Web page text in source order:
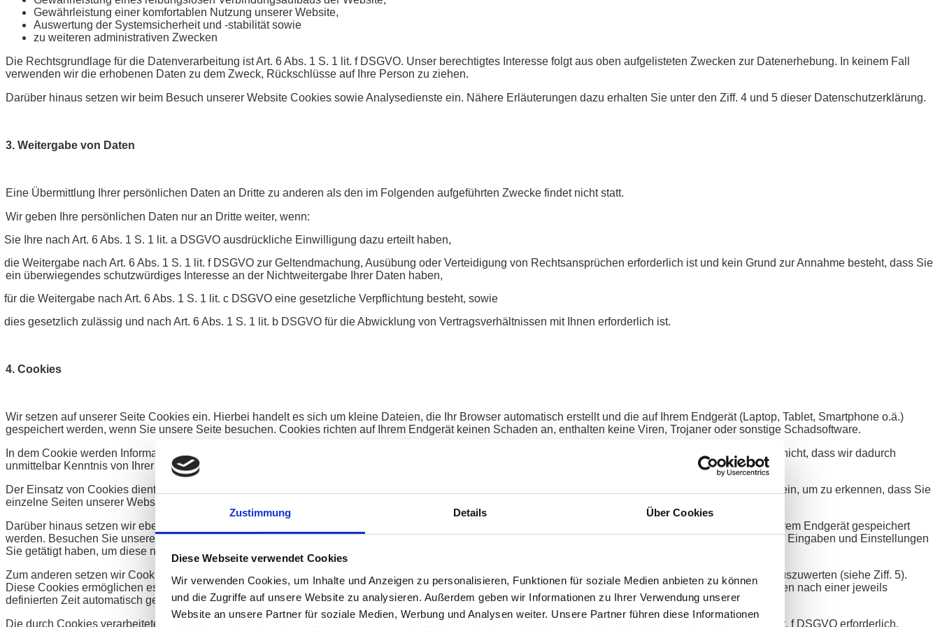
Zustimmung Details Über Cookies
Diese Webseite verwendet Cookies
Wir verwenden Cookies, um Inhalte und Anzeigen zu personalisieren, Funktionen für soziale Medien anbieten zu können
und die Zugriffe auf unsere Website zu analysieren. Außerdem geben wir Informationen zu Ihrer Verwendung unserer
Website an unsere Partner für soziale Medien, Werbung und Analysen weiter. Unsere Partner führen diese Informationen
Gewährleistung einer komfortablen Nutzung unserer Website,
Auswertung der Systemsicherheit und -stabilität sowie
zu weiteren administrativen Zwecken
Die Rechtsgrundlage für die Datenverarbeitung ist Art. 6 Abs. 1 S. 1 lit. f DSGVO. Unser berechtigtes Interesse folgt aus oben aufgelisteten Zwecken zur Datenerhebung. In keinem Fall
verwenden wir die erhobenen Daten zu dem Zweck, Rückschlüsse auf Ihre Person zu ziehen.
Darüber hinaus setzen wir beim Besuch unserer Website Cookies sowie Analysedienste ein. Nähere Erläuterungen dazu erhalten Sie unter den Ziff. 4 und 5 dieser Datenschutzerklärung.
3. Weitergabe von Daten
Eine Übermittlung Ihrer persönlichen Daten an Dritte zu anderen als den im Folgenden aufgeführten Zwecke findet nicht statt.
Wir geben Ihre persönlichen Daten nur an Dritte weiter, wenn:
Sie Ihre nach Art. 6 Abs. 1 S. 1 lit. a DSGVO ausdrückliche Einwilligung dazu erteilt haben,
die Weitergabe nach Art. 6 Abs. 1 S. 1 lit. f DSGVO zur Geltendmachung, Ausübung oder Verteidigung von Rechtsansprüchen erforderlich ist und kein Grund zur Annahme besteht, dass Sie
ein überwiegendes schutzwürdiges Interesse an der Nichtweitergabe Ihrer Daten haben,
für die Weitergabe nach Art. 6 Abs. 1 S. 1 lit. c DSGVO eine gesetzliche Verpflichtung besteht, sowie
dies gesetzlich zulässig und nach Art. 6 Abs. 1 S. 1 lit. b DSGVO für die Abwicklung von Vertragsverhältnissen mit Ihnen erforderlich ist.
4. Cookies
Wir setzen auf unserer Seite Cookies ein. Hierbei handelt es sich um kleine Dateien, die Ihr Browser automatisch erstellt und die auf Ihrem Endgerät (Laptop, Tablet, Smartphone o.ä.)
gespeichert werden, wenn Sie unsere Seite besuchen. Cookies richten auf Ihrem Endgerät keinen Schaden an, enthalten keine Viren, Trojaner oder sonstige Schadsoftware.
In dem Cookie werden Informationen abgelegt, die sich jeweils im Zusammenhang mit dem spezifisch eingesetzten Endgerät ergeben. Dies bedeutet jedoch nicht, dass wir dadurch
unmittelbar Kenntnis von Ihrer Identität erhalten.
Der Einsatz von Cookies dient einerseits dazu, die Nutzung unseres Angebots für Sie angenehmer zu gestalten. So setzen wir sogenannte Session-Cookies ein, um zu erkennen, dass Sie
einzelne Seiten unserer Website bereits besucht haben. Diese werden nach Verlassen unserer Seite automatisch gelöscht.
Darüber hinaus setzen wir ebenfalls zur Optimierung der Benutzerfreundlichkeit temporäre Cookies ein, die für einen bestimmten festgelegten Zeitraum auf Ihrem Endgerät gespeichert
werden. Besuchen Sie unsere Seite erneut, um unsere Dienste in Anspruch zu nehmen, wird automatisch erkannt, dass Sie bereits bei uns waren und welche Eingaben und Einstellungen
Sie getätigt haben, um diese nicht noch einmal eingeben zu müssen.
Zum anderen setzen wir Cookies ein, um die Nutzung unserer Website statistisch zu erfassen und zum Zwecke der Optimierung unseres Angebotes für Sie auszuwerten (siehe Ziff. 5).
Diese Cookies ermöglichen es uns, bei einem erneuten Besuch unserer Seite automatisch zu erkennen, dass Sie bereits bei uns waren. Diese Cookies werden nach einer jeweils
definierten Zeit automatisch gelöscht.
Die durch Cookies verarbeiteten Daten sind für die genannten Zwecke zur Wahrung unserer berechtigten Interessen sowie der Dritter nach Art. 6 Abs. 1 S. 1 lit. f DSGVO erforderlich.